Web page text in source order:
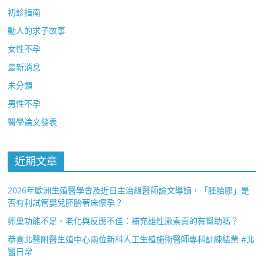
初診指南
動人的求子故事
女性不孕
最新消息
未分類
男性不孕
醫學論文發表
近期文章
2026年歐洲生殖醫學會及近日主治級醫師論文導讀，「胚胎膠」是
否有利試管嬰兒胚胎著床懷孕？
卵巢功能不足、老化與反應不佳：補充雄性激素真的有幫助嗎？
恭喜北醫附醫生殖中心兩位新科人工生殖施術醫師專科訓練結業 #北
醫日常